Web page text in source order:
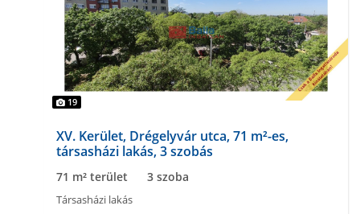
19
XV. Kerület, Drégelyvár utca, 71 m²-es,
társasházi lakás, 3 szobás
71 m² terület 3 szoba
Társasházi lakás